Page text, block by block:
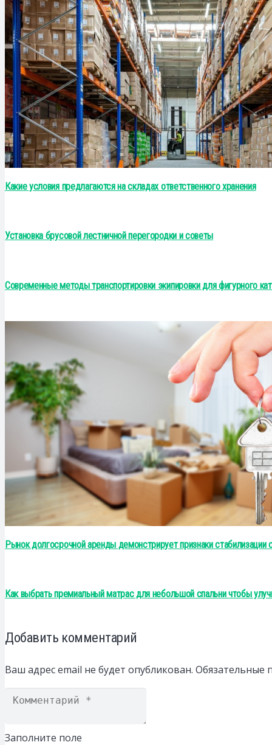
Какие условия предлагаются на складах ответственного хранения
Установка брусовой лестничной перегородки и советы
Современные методы транспортировки экипировки для фигурного
Рынок долгосрочной аренды демонстрирует признаки стабилизации
Как выбрать премиальный матрас для небольшой спальни чтобы
Добавить комментарий
Ваш адрес email не будет опубликован. Обязательные
Заполните поле